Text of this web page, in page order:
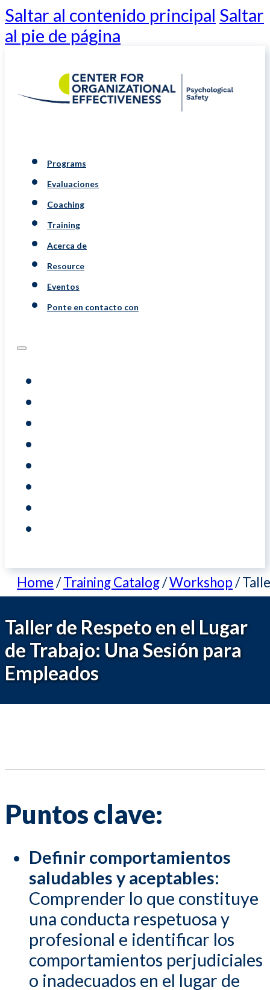
Saltar al contenido principal Saltar
al pie de página
Programs
Evaluaciones
Coaching
Training
Acerca de
Resource
Eventos
Ponte en contacto con
Home/Training Catalog/Workshop/
Taller de Respeto en el Lugar
de Trabajo: Una Sesión para
Empleados
Puntos clave:
Definir comportamientos
saludables y aceptables:
Comprender lo que constituye
una conducta respetuosa y
profesional e identificar los
comportamientos perjudiciales
o inadecuados en el lugar de